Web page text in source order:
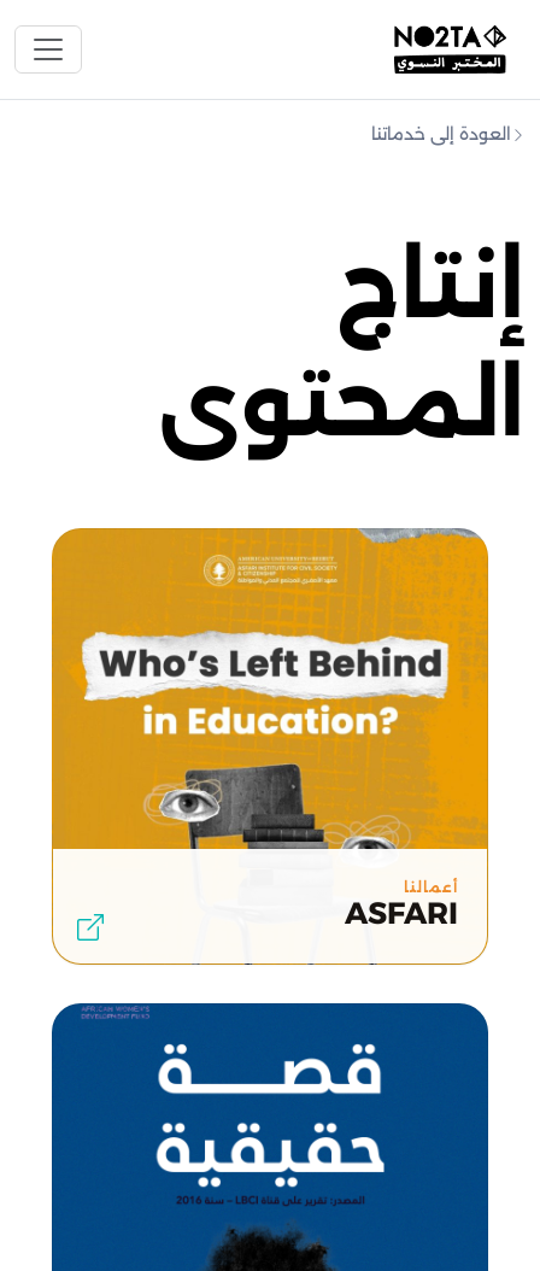
العودة إلى خدماتنا
إنتاج
المحتوى
أعمالنا
ASFARI